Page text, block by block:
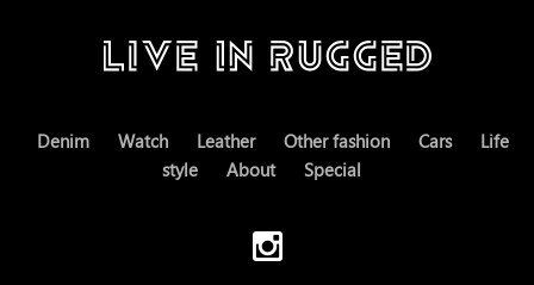
Denim Watch Leather Other fashion Cars
Life
style
About Special